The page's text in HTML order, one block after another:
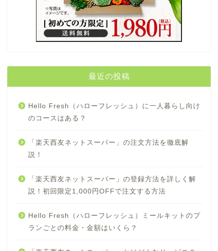
最近の投稿
Hello Fresh（ハローフレッシュ）に一人暮らし向け
のコースはある？
「楽天西友ネットスーパー」の注文方法を徹底解
説！
「楽天西友ネットスーパー」の登録方法を詳しく解
説！初回限定1,000円OFFで注文する方法
Hello Fresh（ハローフレッシュ）ミールキットのプ
ランごとの料金・金額はいくら？